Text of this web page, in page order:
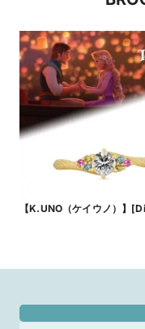
【K.UNO（ケイウノ）】